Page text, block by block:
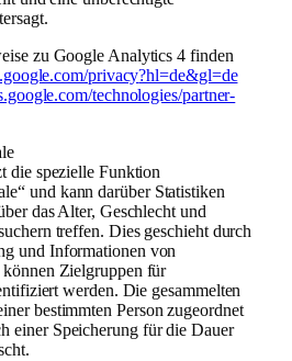
zu Google Analytics 4 finden
/privacy?hl=de&gl=de
/technologies/partner-
die spezielle Funktion
und kann darüber Statistiken
das Alter, Geschlecht und
treffen. Dies geschieht durch
und Informationen von
Zielgruppen für
werden. Die gesammelten
bestimmten Person zugeordnet
einer Speicherung für die Dauer